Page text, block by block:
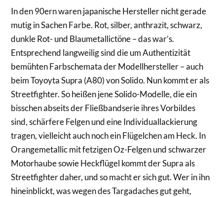
In den 90ern waren japanische Hersteller nicht gerade
mutig in Sachen Farbe. Rot, silber, anthrazit, schwarz,
dunkle Rot- und Blaumetallictöne – das war’s.
Entsprechend langweilig sind die um Authentizität
bemühten Farbschemata der Modellhersteller – auch
beim Toyoyta Supra (A80) von Solido. Nun kommt er als
Streetfighter. So heißen jene Solido-Modelle, die ein
bisschen abseits der Fließbandserie ihres Vorbildes
sind, schärfere Felgen und eine Individuallackierung
tragen, vielleicht auch noch ein Flügelchen am Heck. In
Orangemetallic mit fetzigen Oz-Felgen und schwarzer
Motorhaube sowie Heckflügel kommt der Supra als
Streetfighter daher, und so macht er sich gut. Wer in ihn
hineinblickt, was wegen des Targadaches gut geht,